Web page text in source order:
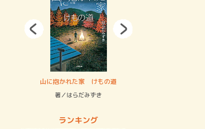
山に抱かれた家 けもの道
著／はらだみずき
ランキング